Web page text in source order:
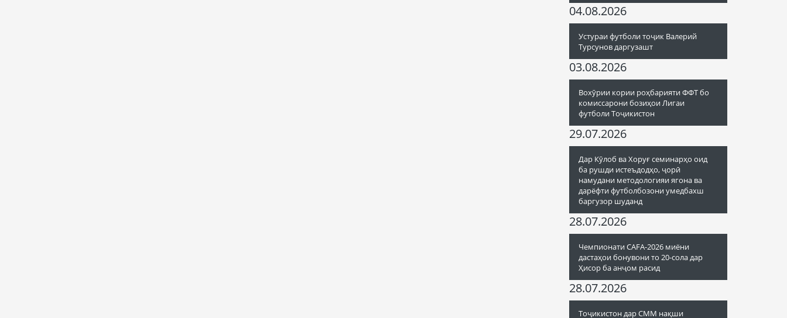
04.08.2026
Устураи футболи тоҷик Валерий
Турсунов даргузашт
03.08.2026
Вохӯрии кории роҳбарияти ФФТ бо
комиссарони бозиҳои Лигаи
футболи Тоҷикистон
29.07.2026
Дар Кӯлоб ва Хоруғ семинарҳо оид
ба рушди истеъдодҳо, ҷорӣ
намудани методологияи ягона ва
дарёфти футболбозони умедбахш
баргузор шуданд
28.07.2026
Чемпионати CAFA-2026 миёни
дастаҳои бонувони то 20-сола дар
Ҳисор ба анҷом расид
28.07.2026
Тоҷикистон дар СММ нақши